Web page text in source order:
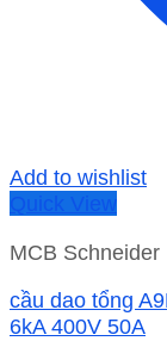
Add to wishlist
Quick View
MCB Schneider
cầu dao tổng
6kA 400V 50A